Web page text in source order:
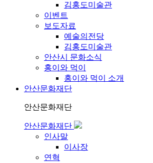
김홍도미술관
이벤트
보도자료
예술의전당
김홍도미술관
안산시 문화소식
홍이와 먹이
홍이와 먹이 소개
안산문화재단
안산문화재단
안산문화재단
인사말
이사장
연혁